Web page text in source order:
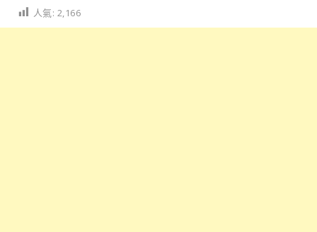
人氣: 2,166